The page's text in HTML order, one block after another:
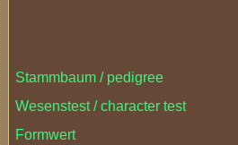
Stammbaum / pedigree
Wesenstest / character test
Formwert